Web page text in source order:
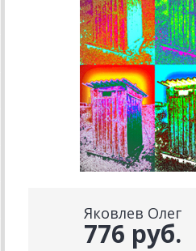
Яковлев Олег
776 руб.